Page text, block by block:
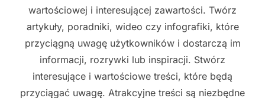
wartościowej i interesującej zawartości. Twórz
artykuły, poradniki, wideo czy infografiki, które
przyciągną uwagę użytkowników i dostarczą im
informacji, rozrywki lub inspiracji. Stwórz
interesujące i wartościowe treści, które będą
przyciągać uwagę. Atrakcyjne treści są niezbędne